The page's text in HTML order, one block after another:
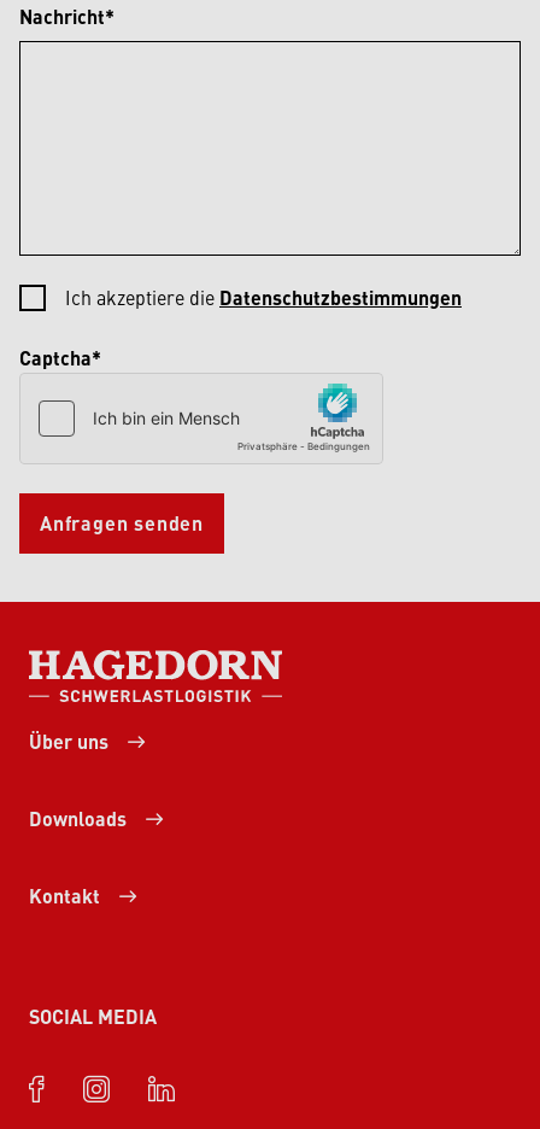
Nachricht*
Ich akzeptiere die Datenschutzbestimmungen
Captcha*
Anfragen senden
HAGEDORN SCHWERLASTLOGISTIK
Über uns
Downloads
Kontakt
SOCIAL MEDIA